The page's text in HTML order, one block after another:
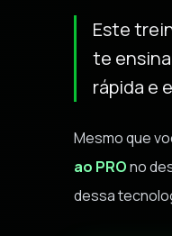
Este
te
rápida e
Mesmo que
ao PROno
dessa